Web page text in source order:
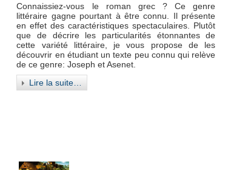
Connaissiez-vous le roman grec ? Ce genre
littéraire gagne pourtant à être connu. Il présente
en effet des caractéristiques spectaculaires. Plutôt
que de décrire les particularités étonnantes de
cette variété littéraire, je vous propose de les
découvrir en étudiant un texte peu connu qui relève
de ce genre: Joseph et Asenet.
Lire la suite…